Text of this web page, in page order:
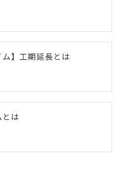
ム】工期延長とは
は